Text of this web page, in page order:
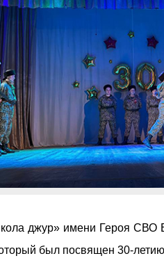
джур» имени Героя СВО
был посвящен 30-